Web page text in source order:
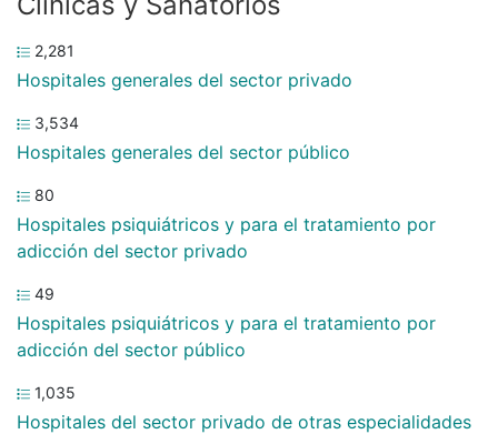
2,281
Hospitales generales del sector privado
3,534
Hospitales generales del sector público
80
Hospitales psiquiátricos y para el tratamiento por
adicción del sector privado
49
Hospitales psiquiátricos y para el tratamiento por
adicción del sector público
1,035
Hospitales del sector privado de otras especialidades